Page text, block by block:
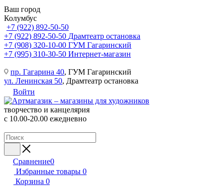
Ваш город
Колумбус
+7 (922) 892-50-50
+7 (922) 892-50-50 Драмтеатр остановка
+7 (908) 320-10-00 ГУМ Гагаринский
+7 (995) 310-30-50 Интернет-магазин
пр. Гагарина 40, ГУМ Гагаринский
ул. Ленинская 50, Драмтеатр остановка
Войти
творчество и канцелярия
с 10.00-20.00 ежедневно
Сравнение0
Избранные товары 0
Корзина 0